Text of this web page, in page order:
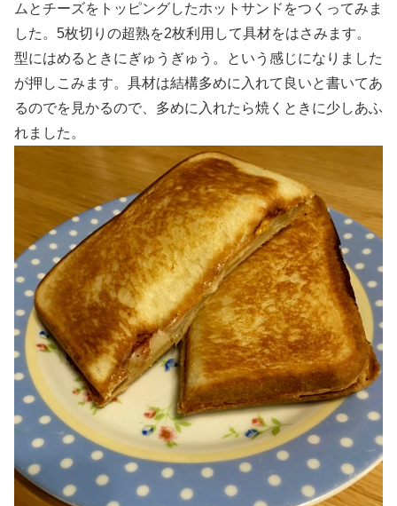
ムとチーズをトッピングしたホットサンドをつくってみま
した。5枚切りの超熟を2枚利用して具材をはさみます。
型にはめるときにぎゅうぎゅう。という感じになりました
が押しこみます。具材は結構多めに入れて良いと書いてあ
るのでを見かるので、多めに入れたら焼くときに少しあふ
れました。